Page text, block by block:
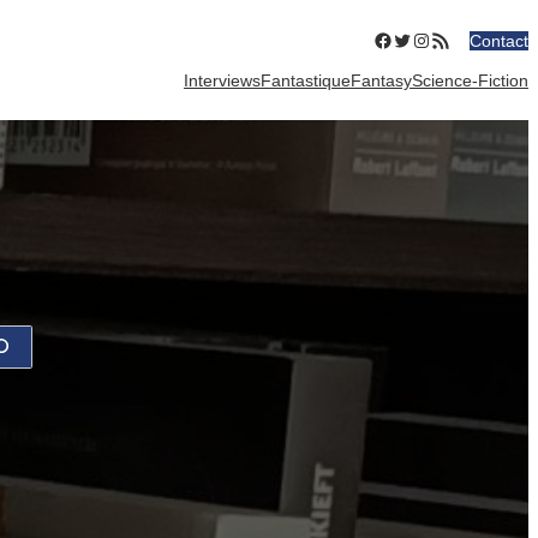
Facebook
Twitter
Instagram
Flux RSSContact
InterviewsFantastiqueFantasyScience-Fiction